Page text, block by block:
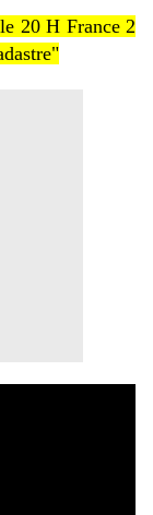
20 H France 2